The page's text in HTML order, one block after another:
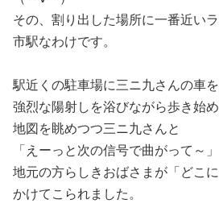
その、割り出した場所に一番近い
市駅なわけです。
駅近くの駐車場に三ニ九さんの車を
強烈な陽射しを浴びながら歩き始め
地図を眺めつつ三ニ九さんと
「えーっと次の信号で曲がって～
地元の方らしきおばさまが「どこ
かけてこられました。